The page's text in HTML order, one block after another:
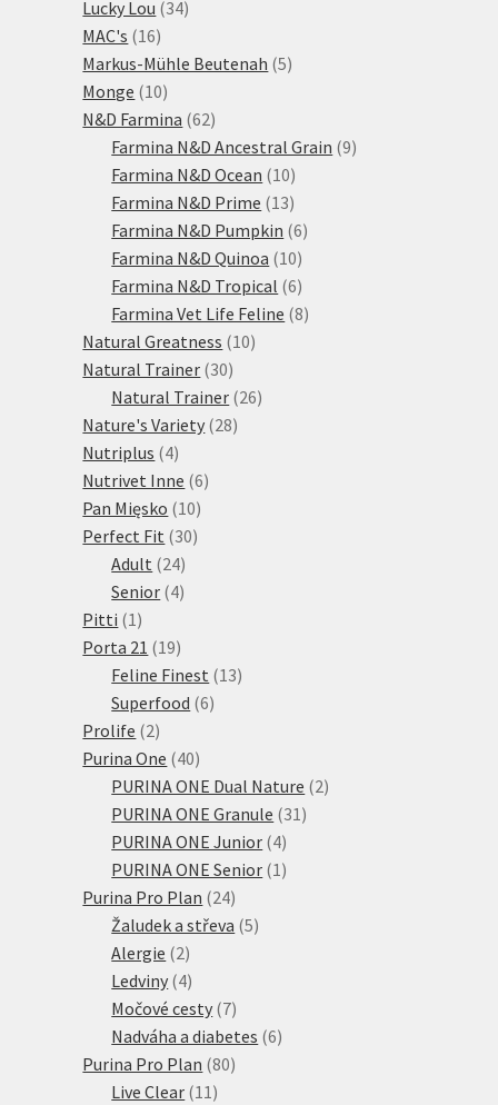
Lucky Lou 3434
MAC's 1616
produktů
Markus-Mühle Beutenah 55
Monge 1010
produktů
N&D Farmina 6262
produktů
Farmina N&D Ancestral Grain 99
Farmina N&D Ocean 1010
produktů
Farmina N&D Prime 1313
produktů
Farmina N&D Pumpkin 66
Farmina N&D Quinoa 1010
produktů
Farmina N&D Tropical 66
produktů
Farmina Vet Life Feline 88
Natural Greatness 1010
Natural Trainer 3030
produktů
Natural Trainer 2626
Nature's Variety 2828
Nutriplus 44
produkty
Nutrivet Inne 66
Pan Mięsko 1010
produktů
Perfect Fit 3030
Adult 2424
produktů
Senior 44
Pitti 1 1
produkt
Porta 21 1919
produktů
Feline Finest 1313
Superfood 66
Prolife 22
produkty
Purina One 4040
produktů
PURINA ONE Dual Nature 22
PURINA ONE Granule 31 31
PURINA ONE Junior 44
produkty
PURINA ONE Senior 1 1
Purina Pro Plan 2424
produktů
Žaludek a střeva 55
Alergie 22
produkty
Ledviny 44
produkty
Močové cesty 77
produktů
Nadváha a diabetes 66
Purina Pro Plan 8080
Live Clear 11 11